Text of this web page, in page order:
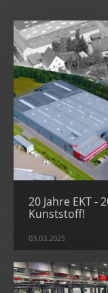
20 Jahre EKT -
Kunststoff!
03.03.2025